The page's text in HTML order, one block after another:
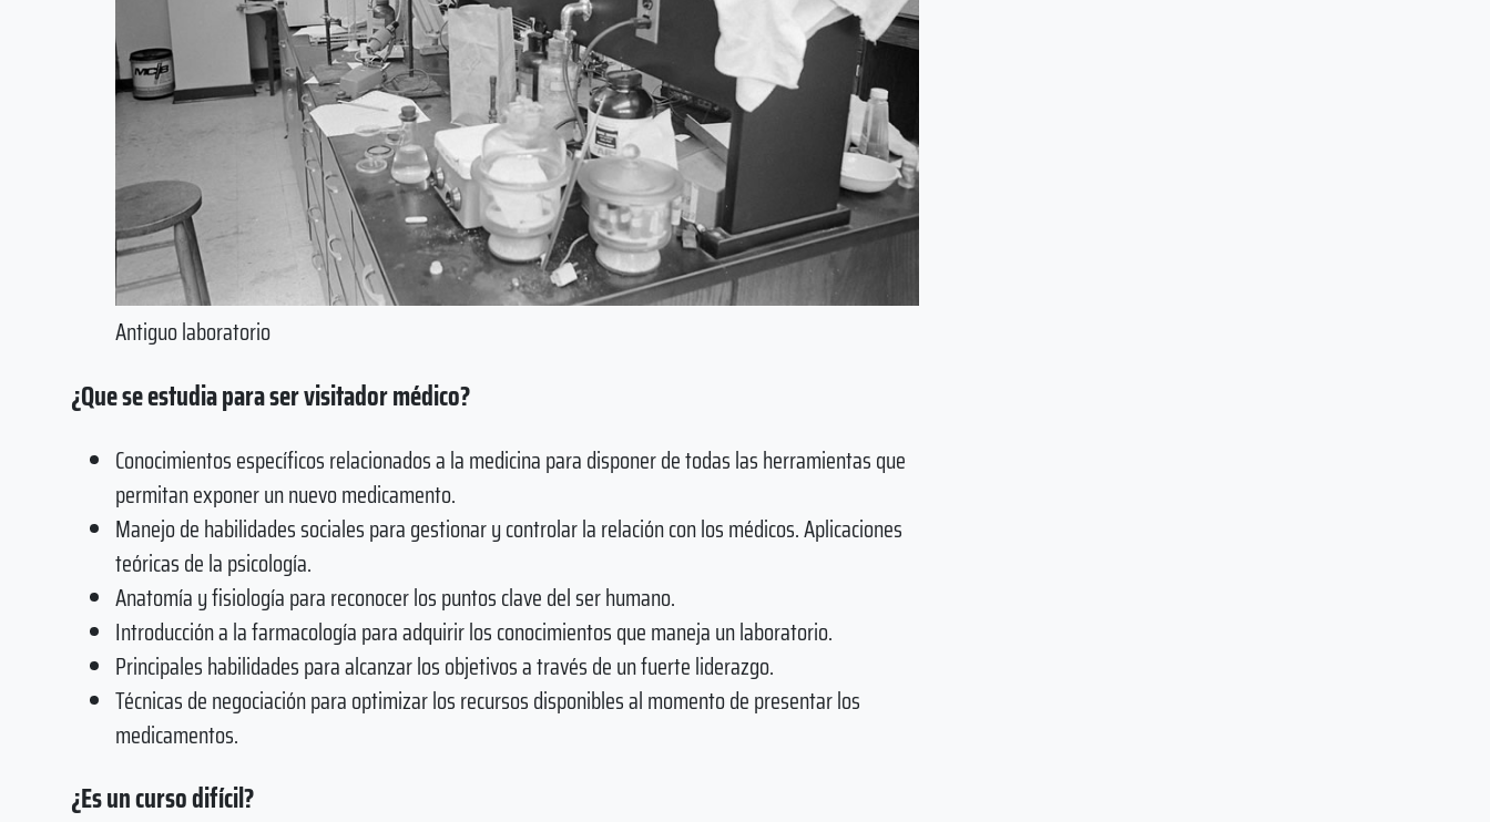
Antiguo laboratorio
¿Que se estudia para ser visitador médico?
Conocimientos específicos relacionados a la medicina para disponer de todas las herramientas que
permitan exponer un nuevo medicamento.
Manejo de habilidades sociales para gestionar y controlar la relación con los médicos. Aplicaciones
teóricas de la psicología.
Anatomía y fisiología para reconocer los puntos clave del ser humano.
Introducción a la farmacología para adquirir los conocimientos que maneja un laboratorio.
Principales habilidades para alcanzar los objetivos a través de un fuerte liderazgo.
Técnicas de negociación para optimizar los recursos disponibles al momento de presentar los
medicamentos.
¿Es un curso difícil?